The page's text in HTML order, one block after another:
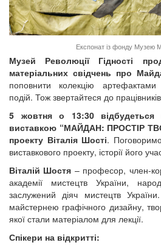
Експонат із фонду Музею
Музей Революції Гідності
матеріальних свідчень про
поповнити колекцію
подій. Тож звертайтеся до
5 жовтня о 13:30 відбудеться
виставкою “МАЙДАН: ПРОСТІР
проекту Віталія Шості.
виставкового проекту, історії його
Віталій Шостя – професор, член-
академії мистецтв України,
заслужений діяч мистецтв
майстернею графічного дизайну,
якої стали матеріалом для лекції.
Спікери на відкритті: